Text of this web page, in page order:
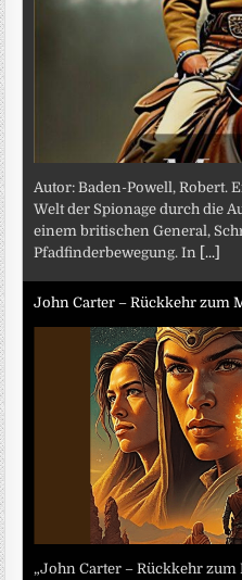
Autor: Baden-Powell, Robert.
Welt der Spionage durch die
einem britischen General,
Pfadfinderbewegung. In
[...]
John Carter – Rückkehr zum
„John Carter – Rückkehr